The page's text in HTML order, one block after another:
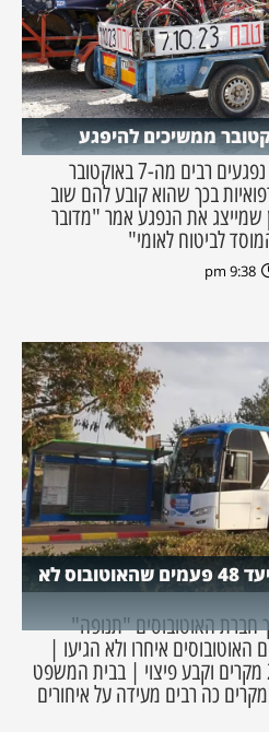
המוסד לביטוח לאומי כופה על נפגעים רבים מה-7 באוקטובר
בכך שהוא קובע להם שוב
שמייצג את הנפגע אמר "מדובר
לביטוח לאומי"
9:38 pm
שערוריית תנופה: נוסע תיעד 48 פעמים שהאוטובוס לא
חברת האוטובוסים "תנופה"
48 מקרים בהם האוטובוסים איחרו ולא הגיעו |
הוא תבע, השופט האמין ל-23 מקרים וקבע פיצוי | בבית המשפט
כה רבים מעידה על איחורים